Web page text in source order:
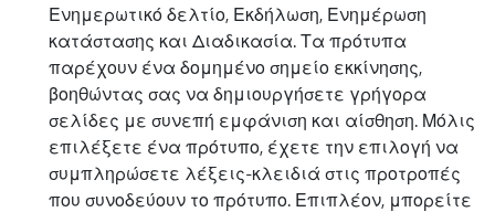
Ενημερωτικό δελτίο, Εκδήλωση, Ενημέρωση
κατάστασης και Διαδικασία. Τα πρότυπα
παρέχουν ένα δομημένο σημείο εκκίνησης,
βοηθώντας σας να δημιουργήσετε γρήγορα
σελίδες με συνεπή εμφάνιση και αίσθηση. Μόλις
επιλέξετε ένα πρότυπο, έχετε την επιλογή να
συμπληρώσετε λέξεις-κλειδιά στις προτροπές
που συνοδεύουν το πρότυπο. Επιπλέον, μπορείτε